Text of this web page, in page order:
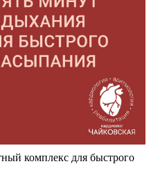
комплекс для быстрого